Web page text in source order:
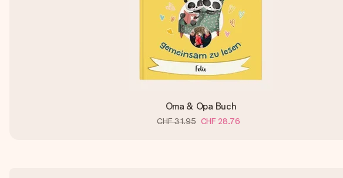
Oma & Opa Buch
CHF 31.95 CHF 28.76